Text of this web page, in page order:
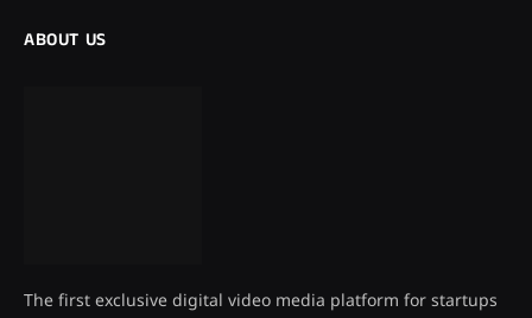
ABOUT US
The first exclusive digital video media platform for startups